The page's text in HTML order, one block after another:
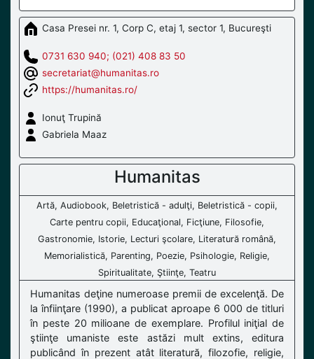
Casa Presei nr. 1, Corp C, etaj 1, sector 1, Bucureşti
0731 630 940; (021) 408 83 50
secretariat@humanitas.ro
https://humanitas.ro/
Ionuţ Trupină
Gabriela Maaz
Humanitas
Artă, Audiobook, Beletristică - adulţi, Beletristică - copii,
Carte pentru copii, Educaţional, Ficţiune, Filosofie,
Gastronomie, Istorie, Lecturi şcolare, Literatură română,
Memorialistică, Parenting, Poezie, Psihologie, Religie,
Spiritualitate, Ştiinţe, Teatru
Humanitas deţine numeroase premii de excelenţă. De
la înfiinţare (1990), a publicat aproape 6 000 de titluri
în peste 20 milioane de exemplare. Profilul iniţial de
ştiinţe umaniste este astăzi mult extins, editura
publicând în prezent atât literatură, filozofie, religie,